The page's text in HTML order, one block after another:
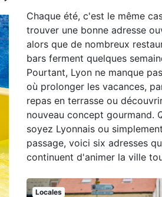
Chaque été, c'est le même
trouver une bonne adresse
alors que de nombreux
bars ferment quelques
Pourtant, Lyon ne manque
où prolonger les vacances,
repas en terrasse ou
nouveau concept gourmand.
soyez Lyonnais ou
passage, voici six adresses
continuent d'animer la ville
Locales